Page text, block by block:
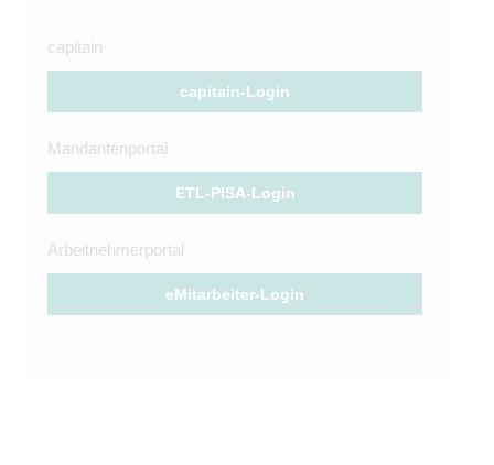
capitain
capitain-Login
Mandantenportal
ETL-PISA-Login
Arbeitnehmerportal
eMitarbeiter-Login